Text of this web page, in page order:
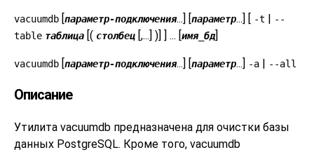
vacuumdb [параметр-подключения...] [параметр...] [ -t | --
table таблица [( столбец [,...] )] ] ... [имя_бд]
vacuumdb [параметр-подключения...] [параметр...] -a | --all
Описание
Утилита vacuumdb предназначена для очистки базы
данных PostgreSQL. Кроме того, vacuumdb